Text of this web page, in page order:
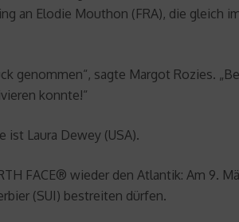
an Elodie Mouthon (FRA), die gleich
genommen“, sagte Margot Rozies.
konnte!“
ist Laura Dewey (USA).
FACE® wieder den Atlantik: Am 9.
(SUI) bestreiten dürfen.